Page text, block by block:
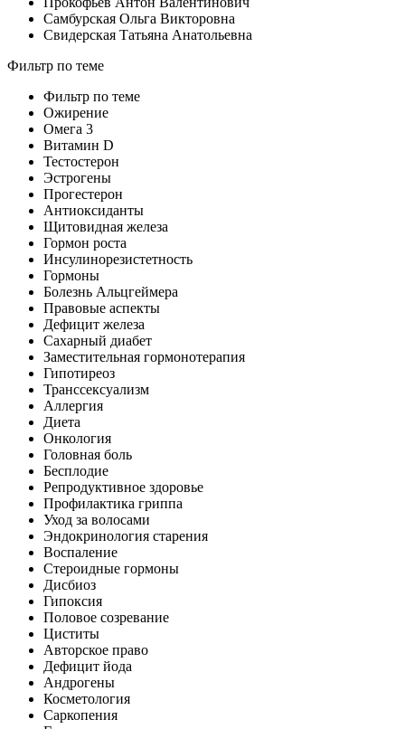
Самбурская Ольга Викторовна
Свидерская Татьяна Анатольевна
Фильтр по теме
Фильтр по теме
Ожирение
Омега 3
Витамин D
Тестостерон
Эстрогены
Прогестерон
Антиоксиданты
Щитовидная железа
Гормон роста
Инсулинорезистетность
Гормоны
Болезнь Альцгеймера
Правовые аспекты
Дефицит железа
Сахарный диабет
Заместительная гормонотерапия
Гипотиреоз
Транссексуализм
Аллергия
Диета
Онкология
Головная боль
Бесплодие
Репродуктивное здоровье
Профилактика гриппа
Уход за волосами
Эндокринология старения
Воспаление
Стероидные гормоны
Дисбиоз
Гипоксия
Половое созревание
Циститы
Авторское право
Дефицит йода
Андрогены
Косметология
Саркопения